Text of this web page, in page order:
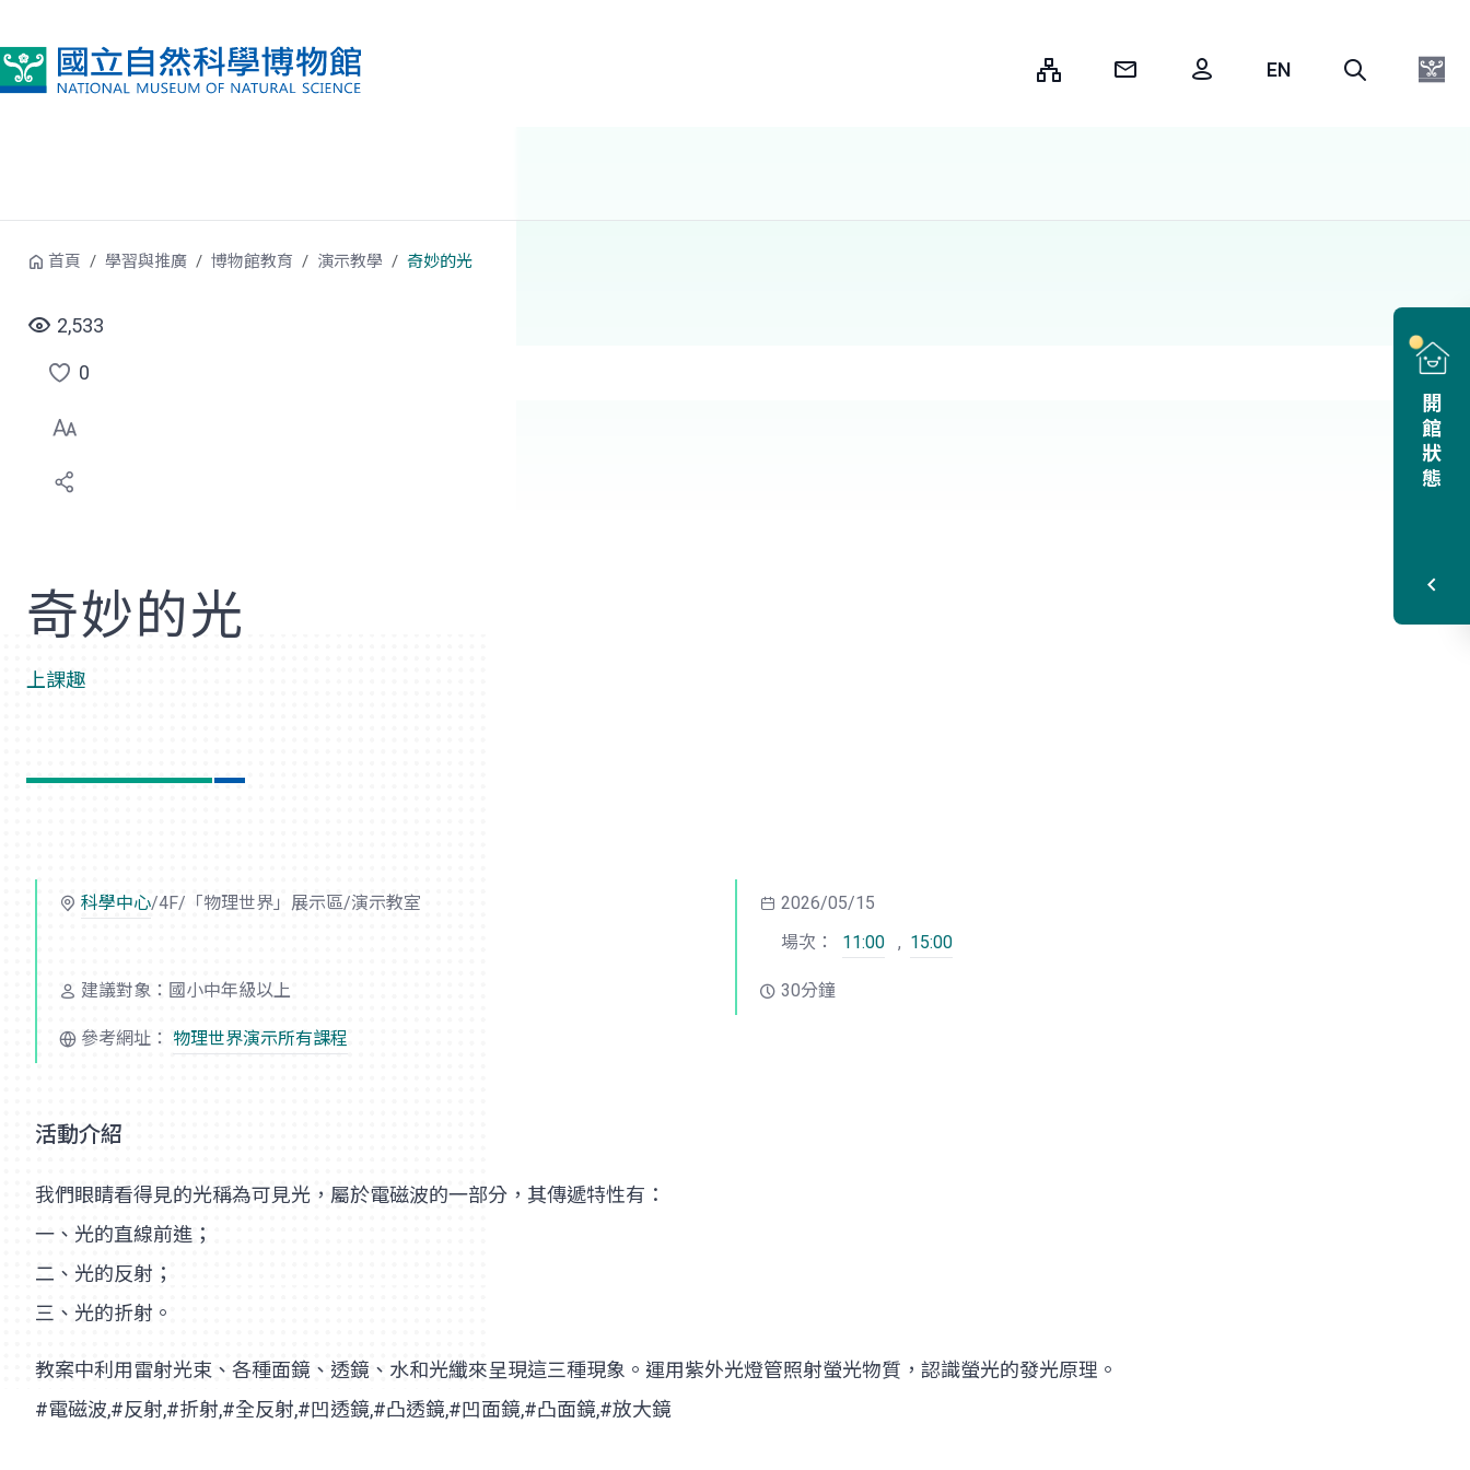
開館狀態
首頁 學習與推廣 博物館教育 演示教學 奇妙的光
2,533
點
選
喜
0
奇妙的光
上課趣
科學中心/4F/「物理世界」展示區/演示教室
2026/05/15
場次：
11:00 , 15:00
建議對象：國小中年級以上 30分鐘
參考網址： 物理世界演示所有課程
活動介紹
我們眼睛看得見的光稱為可見光，屬於電磁波的一部分，其傳遞特性有：
一、光的直線前進；
二、光的反射；
三、光的折射。
教案中利用雷射光束、各種面鏡、透鏡、水和光纖來呈現這三種現象。運用紫外光燈管照射螢光物質，認識螢光的發光原理。
#電磁波,#反射,#折射,#全反射,#凹透鏡,#凸透鏡,#凹面鏡,#凸面鏡,#放大鏡